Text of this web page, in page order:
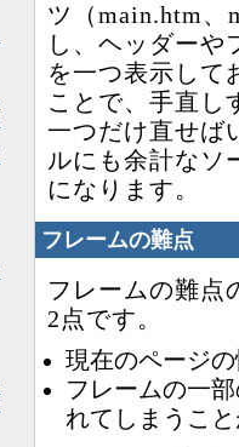
ツ（main.htm、
し、ヘッダーや
を一つ表示して
ことで、手直し
一つだけ直せば
ルにも余計なソ
になります。
フレームの難点
フレームの難点
2点です。
現在のページ
フレームの一
れてしまうこ